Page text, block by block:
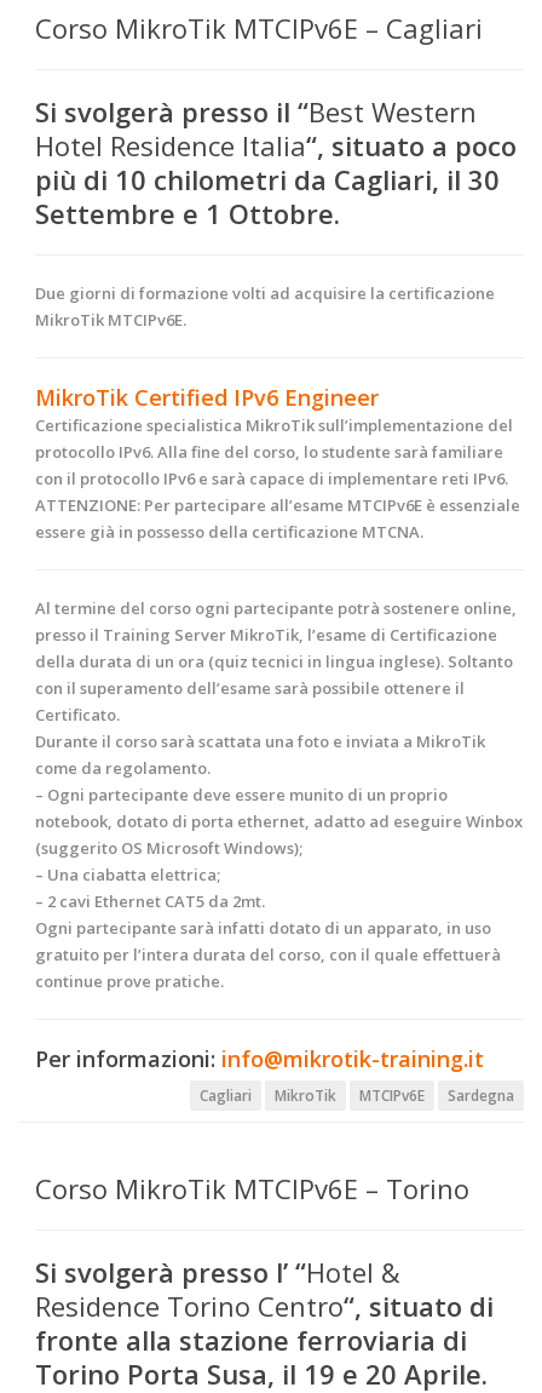
Corso MikroTik MTCIPv6E – Cagliari
Si svolgerà presso il “Best Western
Hotel Residence Italia“, situato a poco
più di 10 chilometri da Cagliari, il 30
Settembre e 1 Ottobre.
Due giorni di formazione volti ad acquisire la certificazione
MikroTik MTCIPv6E.
MikroTik Certified IPv6 Engineer
Certificazione specialistica MikroTik sull’implementazione del
protocollo IPv6. Alla fine del corso, lo studente sarà familiare
con il protocollo IPv6 e sarà capace di implementare reti IPv6.
ATTENZIONE: Per partecipare all’esame MTCIPv6E è essenziale
essere già in possesso della certificazione MTCNA.
Al termine del corso ogni partecipante potrà sostenere online,
presso il Training Server MikroTik, l’esame di Certificazione
della durata di un ora (quiz tecnici in lingua inglese). Soltanto
con il superamento dell’esame sarà possibile ottenere il
Certificato.
Durante il corso sarà scattata una foto e inviata a MikroTik
come da regolamento.
– Ogni partecipante deve essere munito di un proprio
notebook, dotato di porta ethernet, adatto ad eseguire Winbox
(suggerito OS Microsoft Windows);
– Una ciabatta elettrica;
– 2 cavi Ethernet CAT5 da 2mt.
Ogni partecipante sarà infatti dotato di un apparato, in uso
gratuito per l’intera durata del corso, con il quale effettuerà
continue prove pratiche.
Per informazioni: info@mikrotik-training.it
Cagliari MikroTik MTCIPv6E Sardegna
Corso MikroTik MTCIPv6E – Torino
Si svolgerà presso l’ “Hotel &
Residence Torino Centro“, situato di
fronte alla stazione ferroviaria di
Torino Porta Susa, il 19 e 20 Aprile.